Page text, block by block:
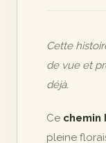
Cette
de vue et
déjà.
Ce chemin
pleine